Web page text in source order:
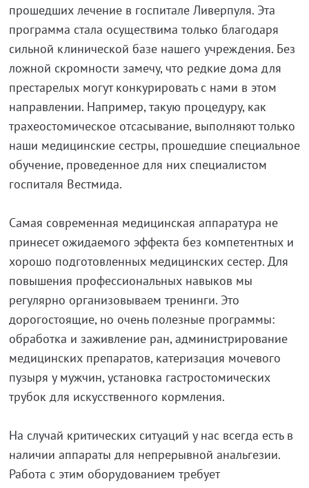
прошедших лечение в госпитале Ливерпуля. Эта
программа стала осуществима только благодаря
сильной клинической базе нашего учреждения. Без
ложной скромности замечу, что редкие дома для
престарелых могут конкурировать с нами в этом
направлении. Например, такую процедуру, как
трахеостомическое отсасывание, выполняют только
наши медицинские сестры, прошедшие специальное
обучение, проведенное для них специалистом
госпиталя Вестмида.
Самая современная медицинская аппаратура не
принесет ожидаемого эффекта без компетентных и
хорошо подготовленных медицинских сестер. Для
повышения профессиональных навыков мы
регулярно организовываем тренинги. Это
дорогостоящие, но очень полезные программы:
обработка и заживление ран, администрирование
медицинских препаратов, катеризация мочевого
пузыря у мужчин, установка гастростомических
трубок для искусственного кормления.
На случай критических ситуаций у нас всегда есть в
наличии аппараты для непрерывной анальгезии.
Работа с этим оборудованием требует